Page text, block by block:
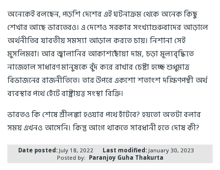
অনেকেই বলছেন, পড়শি দেশের এই ঘটনাক্রম থেকে অনেক কিছু
শেখার আছে ভারতেরও। এ দেশেও সরকার সংখ্যাগুরুবাদের আড়ালে
অর্থনীতির যাবতীয় সমস্যা আড়াল করতে চায়। নিশানা সেই
মুসলিমরা। আর জ্বালানির আকাশছোঁয়া দাম, চড়া মূল্যবৃদ্ধিতে
নাজেহাল সাধারণ মানুষকে বুঁদ করে রাখার চেষ্টা হচ্ছে শুধুমাত্র
বিভাজনের রাজনীতিতে। তার উপরে একশো শতাংশ দক্ষিণপন্থী অর্থ
ব্যবস্থার পথে হেঁটে রাষ্ট্রায়ত্ত সংস্থা বিক্রি।
ভারতও কি শেষে শ্রীলঙ্কা হওয়ার পথে হাঁটবে? হয়তো অতটা বলার
সময় এখনও আসেনি। কিন্তু আগে থাকতে সাবধানী হতে দোষ কী?
Date posted: July 18, 2022 Last modified: January 30, 2023
Posted by: Paranjoy Guha Thakurta